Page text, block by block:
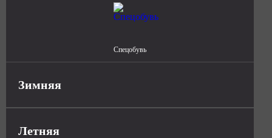
Спецобувь
Зимняя
Летняя